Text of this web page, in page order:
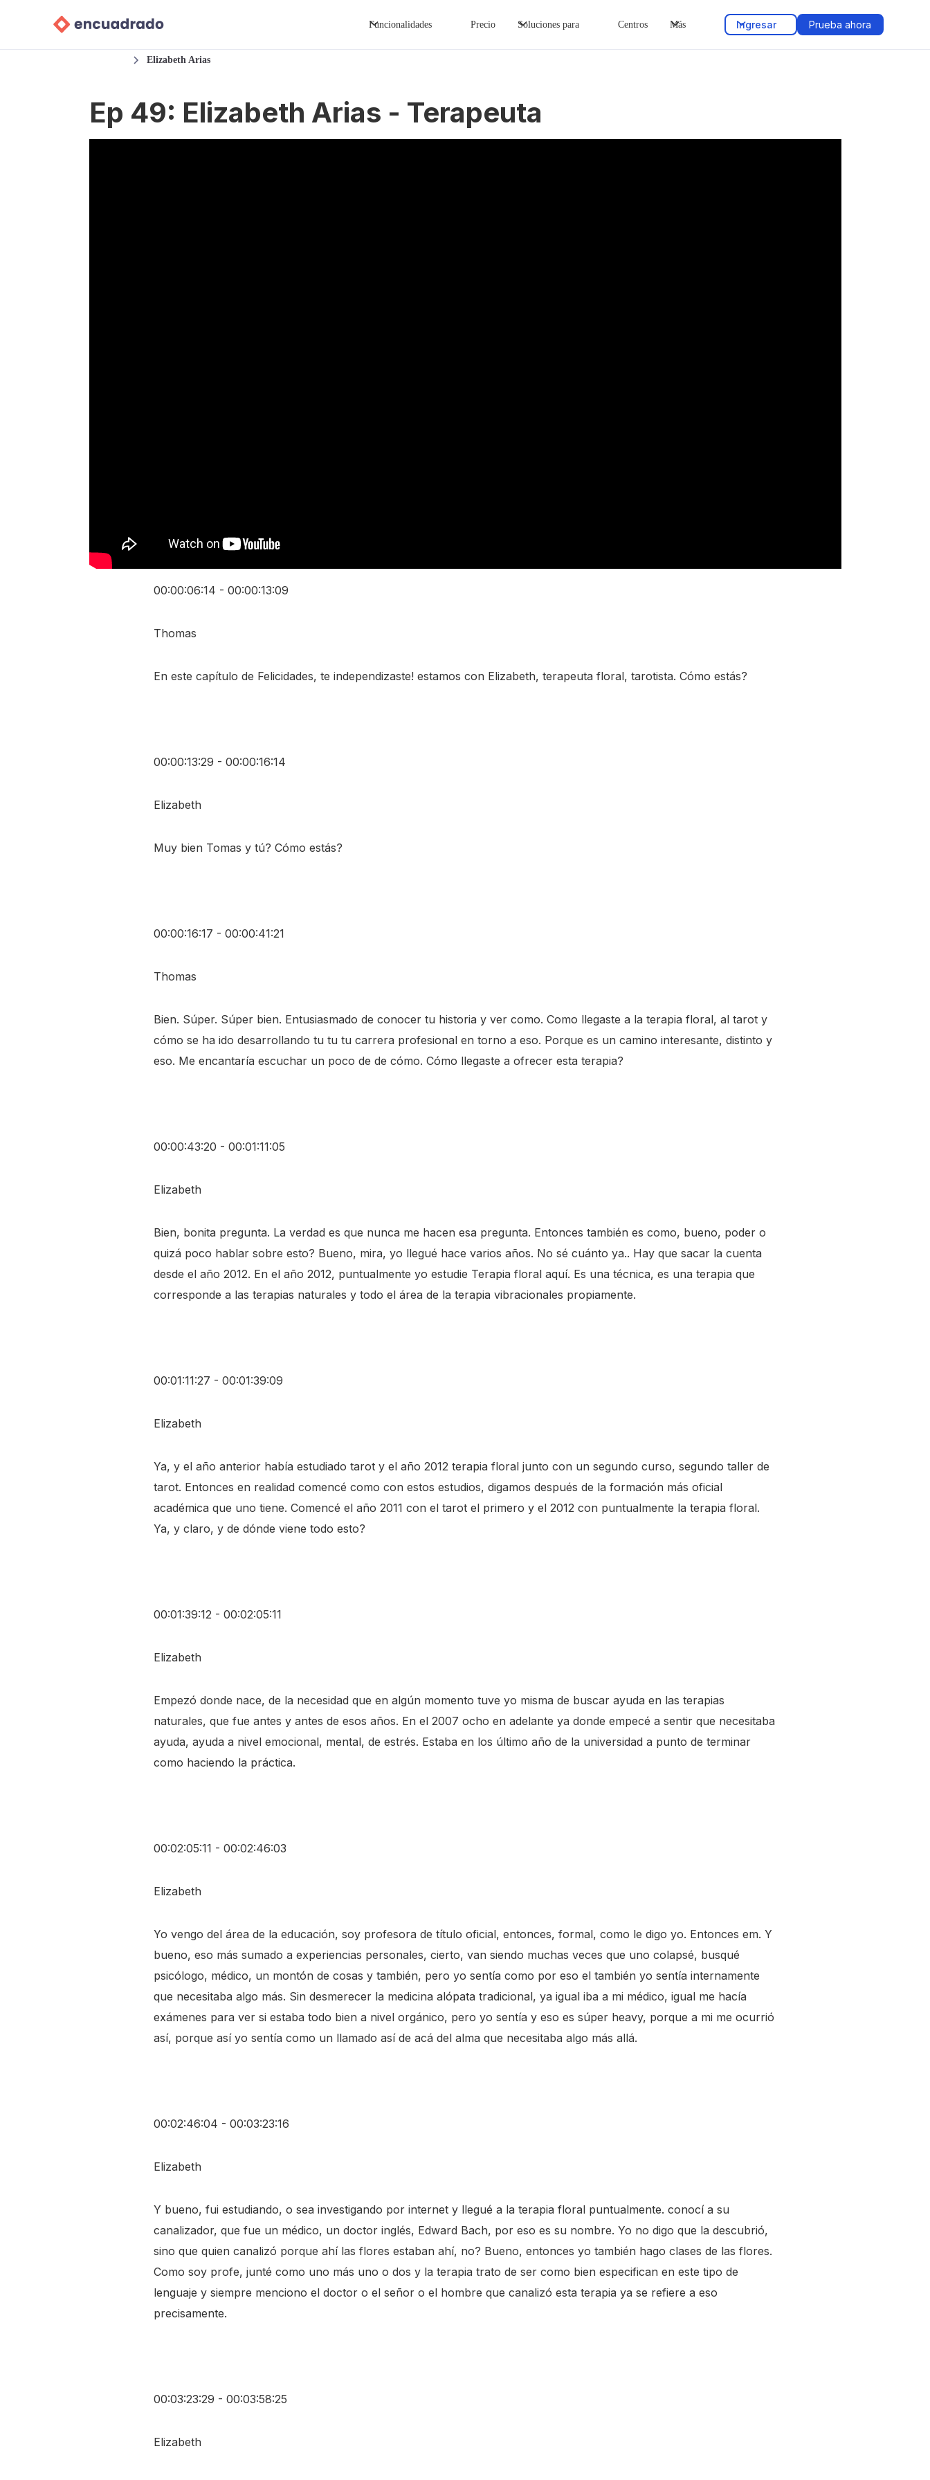
Funcionalidades Precio Soluciones para Centros Más Ingresar Prueba ahora
Elizabeth Arias
Ep 49: Elizabeth Arias - Terapeuta
00:00:06:14 - 00:00:13:09
Thomas
En este capítulo de Felicidades, te independizaste! estamos con Elizabeth, terapeuta floral, tarotista. Cómo estás?
00:00:13:29 - 00:00:16:14
Elizabeth
Muy bien Tomas y tú? Cómo estás?
00:00:16:17 - 00:00:41:21
Thomas
Bien. Súper. Súper bien. Entusiasmado de conocer tu historia y ver como. Como llegaste a la terapia floral, al tarot y
cómo se ha ido desarrollando tu tu tu carrera profesional en torno a eso. Porque es un camino interesante, distinto y
eso. Me encantaría escuchar un poco de de cómo. Cómo llegaste a ofrecer esta terapia?
00:00:43:20 - 00:01:11:05
Elizabeth
Bien, bonita pregunta. La verdad es que nunca me hacen esa pregunta. Entonces también es como, bueno, poder o
quizá poco hablar sobre esto? Bueno, mira, yo llegué hace varios años. No sé cuánto ya.. Hay que sacar la cuenta
desde el año 2012. En el año 2012, puntualmente yo estudie Terapia floral aquí. Es una técnica, es una terapia que
corresponde a las terapias naturales y todo el área de la terapia vibracionales propiamente.
00:01:11:27 - 00:01:39:09
Elizabeth
Ya, y el año anterior había estudiado tarot y el año 2012 terapia floral junto con un segundo curso, segundo taller de
tarot. Entonces en realidad comencé como con estos estudios, digamos después de la formación más oficial
académica que uno tiene. Comencé el año 2011 con el tarot el primero y el 2012 con puntualmente la terapia floral.
Ya, y claro, y de dónde viene todo esto?
00:01:39:12 - 00:02:05:11
Elizabeth
Empezó donde nace, de la necesidad que en algún momento tuve yo misma de buscar ayuda en las terapias
naturales, que fue antes y antes de esos años. En el 2007 ocho en adelante ya donde empecé a sentir que necesitaba
ayuda, ayuda a nivel emocional, mental, de estrés. Estaba en los último año de la universidad a punto de terminar
como haciendo la práctica.
00:02:05:11 - 00:02:46:03
Elizabeth
Yo vengo del área de la educación, soy profesora de título oficial, entonces, formal, como le digo yo. Entonces em. Y
bueno, eso más sumado a experiencias personales, cierto, van siendo muchas veces que uno colapsé, busqué
psicólogo, médico, un montón de cosas y también, pero yo sentía como por eso el también yo sentía internamente
que necesitaba algo más. Sin desmerecer la medicina alópata tradicional, ya igual iba a mi médico, igual me hacía
exámenes para ver si estaba todo bien a nivel orgánico, pero yo sentía y eso es súper heavy, porque a mi me ocurrió
así, porque así yo sentía como un llamado así de acá del alma que necesitaba algo más allá.
00:02:46:04 - 00:03:23:16
Elizabeth
Y bueno, fui estudiando, o sea investigando por internet y llegué a la terapia floral puntualmente. conocí a su
canalizador, que fue un médico, un doctor inglés, Edward Bach, por eso es su nombre. Yo no digo que la descubrió,
sino que quien canalizó porque ahí las flores estaban ahí, no? Bueno, entonces yo también hago clases de las flores.
Como soy profe, junté como uno más uno o dos y la terapia trato de ser como bien especifican en este tipo de
lenguaje y siempre menciono el doctor o el señor o el hombre que canalizó esta terapia ya se refiere a eso
precisamente.
00:03:23:29 - 00:03:58:25
Elizabeth